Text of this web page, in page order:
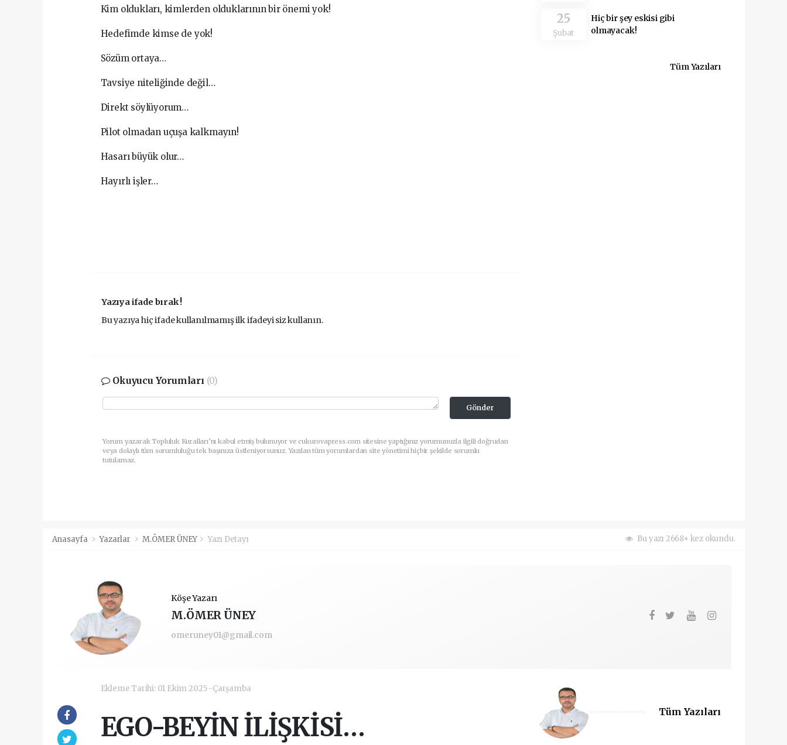
Kim oldukları, kimlerden olduklarının bir önemi yok!
Hedefimde kimse de yok!
Sözüm ortaya…
Tavsiye niteliğinde değil…
Direkt söylüyorum…
Pilot olmadan uçuşa kalkmayın!
Hasarı büyük olur…
Hayırlı işler…
Yazıya ifade bırak !
Bu yazıya hiç ifade kullanılmamış ilk ifadeyi siz kullanın.
Okuyucu Yorumları (0)
Gönder
Yorum yazarak Topluluk Kuralları’nı kabul etmiş bulunuyor ve cukurovapress.com sitesine yaptığınız yorumunuzla ilgili doğrudan
veya dolaylı tüm sorumluluğu tek başınıza üstleniyorsunuz. Yazılan tüm yorumlardan site yönetimi hiçbir şekilde sorumlu
tutulamaz.
25
Şubat
Hiç bir şey eskisi gibi
olmayacak!
Tüm Yazıları
Anasayfa Yazarlar M.ÖMER ÜNEY Yazı Detayı Bu yazı 2668+ kez okundu.
Köşe Yazarı
M.ÖMER ÜNEY
omeruney01@gmail.com
Ekleme Tarihi: 01 Ekim 2025 -Çarşamba
EGO-BEYİN İLİŞKİSİ… Tüm Yazıları